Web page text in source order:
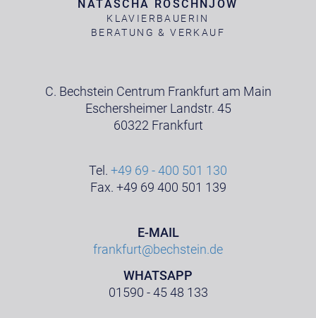
NATASCHA ROSCHNJOW
KLAVIERBAUERIN
BERATUNG & VERKAUF
C. Bechstein Centrum Frankfurt am Main
Eschersheimer Landstr. 45
60322 Frankfurt
Tel. +49 69 - 400 501 130
Fax. +49 69 400 501 139
E-MAIL
frankfurt@bechstein.de
WHATSAPP
01590 - 45 48 133